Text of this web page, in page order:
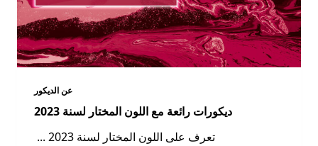
عن الديكور​
ديكورات رائعة مع اللون المختار لسنة 2023
تعرف على اللون المختار لسنة 2023
...